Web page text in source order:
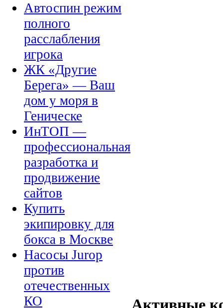
Автоспин режим
полного
расслабления
игрока
ЖК «Другие
Берега» — Ваш
дом у моря в
Геническе
ИнТОП —
профессиональная
разработка и
продвижение
сайтов
Купить
экипировку для
бокса в Москве
Насосы Jurop
против
отечественных
КО